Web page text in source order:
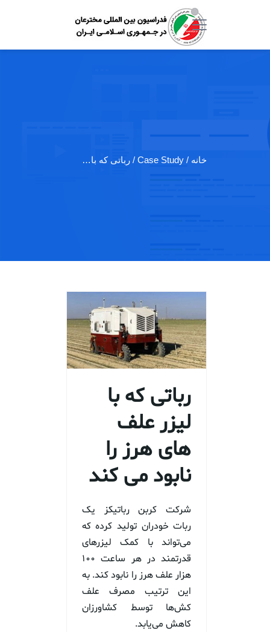
خانه / Case Study / رباتی که با…
رباتی که با
لیزر علف
های هرز را
نابود می کند
شرکت کربن رباتیکز یک
ربات خودران تولید کرده که
می‌تواند با کمک لیزرهای
قدرتمند در هر ساعت ۱۰۰
هزار علف هرز را نابود کند. به
این ترتیب مصرف علف
کش‌ها توسط کشاورزان
کاهش می‌یابد.